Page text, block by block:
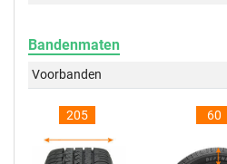
Bandenmaten
Voorbanden
205 60